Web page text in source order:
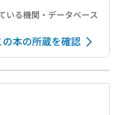
いる機関・データベース
の本の所蔵を確認